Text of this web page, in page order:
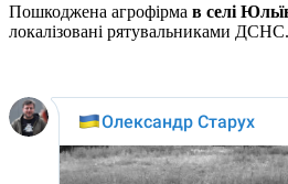
Пошкоджена агрофірма в селі
локалізовані рятувальниками ДСНС.